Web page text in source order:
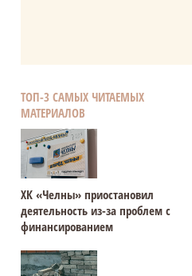
ТОП-3 САМЫХ ЧИТАЕМЫХ
МАТЕРИАЛОВ
ХК «Челны» приостановил
деятельность из-за проблем с
финансированием